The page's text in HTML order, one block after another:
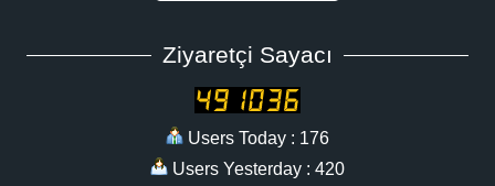
Ziyaretçi Sayacı
Users Today : 176
Users Yesterday : 420